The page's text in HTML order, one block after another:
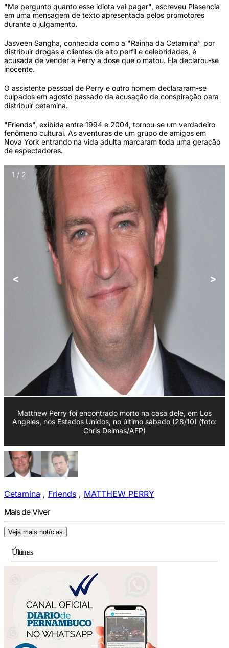
"Me pergunto quanto esse idiota vai pagar", escreveu Plasencia
em uma mensagem de texto apresentada pelos promotores
durante o julgamento.
Jasveen Sangha, conhecida como a "Rainha da Cetamina" por
distribuir drogas a clientes de alto perfil e celebridades, é
acusada de vender a Perry a dose que o matou. Ela declarou-se
inocente.
O assistente pessoal de Perry e outro homem declararam-se
culpados em agosto passado da acusação de conspiração para
distribuir cetamina.
"Friends", exibida entre 1994 e 2004, tornou-se um verdadeiro
fenômeno cultural. As aventuras de um grupo de amigos em
Nova York entrando na vida adulta marcaram toda uma geração
de espectadores.
1 / 2
< >
Matthew Perry foi encontrado morto na casa dele, em Los
Angeles, nos Estados Unidos, no último sábado (28/10) (foto:
Chris Delmas/AFP)
Cetamina , Friends , MATTHEW PERRY
Mais de Viver
Veja mais notícias
Últimas